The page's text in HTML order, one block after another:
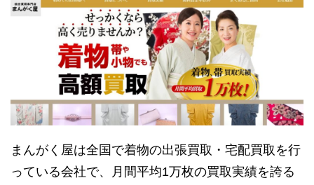
まんがく屋は全国で着物の出張買取・宅配買取を行
っている会社で、月間平均1万枚の買取実績を誇る